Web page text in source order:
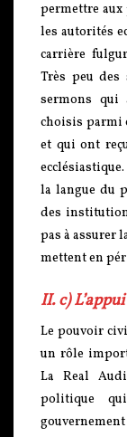
permettre aux
les autorités
carrière
Très peu des
sermons qui
choisis parmi
et qui ont
la langue du
des
pas à assurer
mettent en
II. c)
Le pouvoir
un rôle
La Real
politique